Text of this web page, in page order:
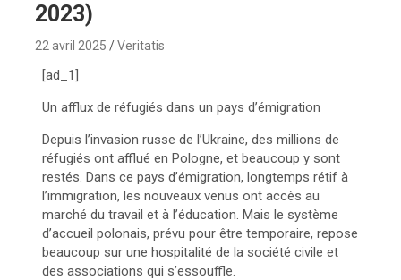
2023)
22 avril 2025 Veritatis
[ad_1]
Un afflux de réfugiés dans un pays d’émigration
Depuis l’invasion russe de l’Ukraine, des millions de
réfugiés ont afflué en Pologne, et beaucoup y sont
restés. Dans ce pays d’émigration, longtemps rétif à
l’immigration, les nouveaux venus ont accès au
marché du travail et à l’éducation. Mais le système
d’accueil polonais, prévu pour être temporaire, repose
beaucoup sur une hospitalité de la société civile et
des associations qui s’essouffle.